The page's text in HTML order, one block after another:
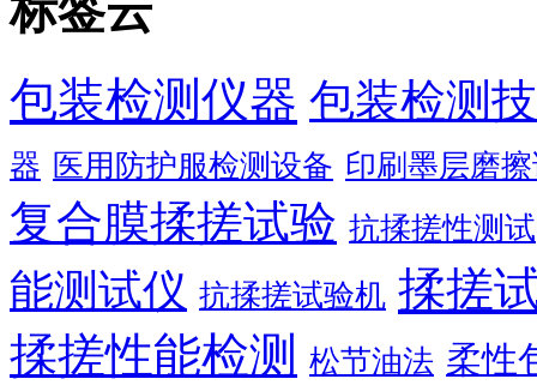
标签云
包装检测仪器 包装检测
器 医用防护服检测设备 印刷墨层磨
复合膜揉搓试验 抗揉搓性测试
能测试仪 抗揉搓试验机 揉搓
揉搓性能检测
松节油法 柔性